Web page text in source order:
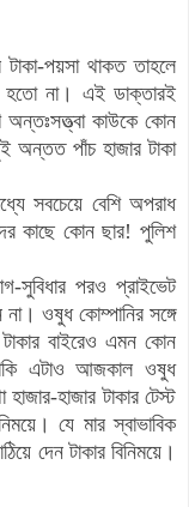
পয়সা থাকত তাহলে
হতো না। এই ডাক্তারই
কাউকে কোন
অন্তত পাঁচ হাজার টাকা
সবচেয়ে বেশি অপরাধ
কাছে কোন ছার! পুলিশ
সুবিধার পরও প্রাইভেট
ওষুধ কোম্পানির সঙ্গে
বাইরেও এমন কোন
এটাও আজকাল ওষুধ
হাজার টাকার টেস্ট
যে মার স্বাভাবিক
দেন টাকার বিনিময়ে।